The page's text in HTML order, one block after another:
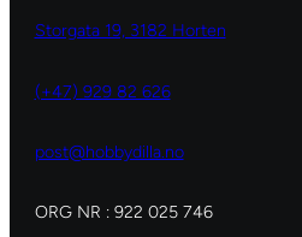
Storgata 19, 3182 Horten
(+47) 929 82 626
post@hobbydilla.no
ORG NR : 922 025 746